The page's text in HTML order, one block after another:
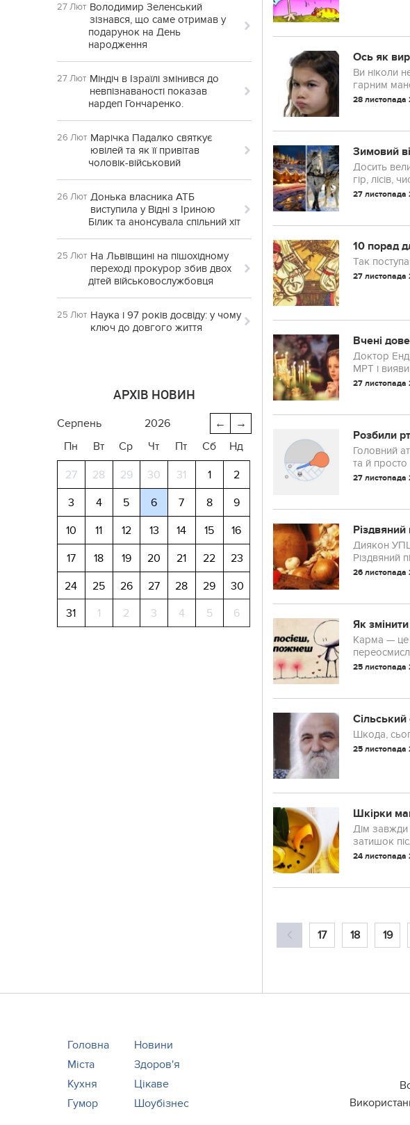
27 Лют Володимир Зеленський
зізнався, що саме отримав у
подарунок на День
народження
27 Лют Міндіч в Ізраїлі змінився до
невпізнаваності показав
нардеп Гончаренко.
26 Лют Марічка Падалко святкує
ювілей та як її привітав
чоловік-військовий
26 Лют Донька власника АТБ
виступила у Відні з Іриною
Білик та анонсувала спільний хіт
25 Лют На Львівщині на пішохідному
переході прокурор збив двох
дітей військовослужбовця
25 Лют Наука і 97 років досвіду: у чому
ключ до довгого життя
АРХІВ НОВИН
→
←
серпень
2026
Пн
Вт Ср Чт Пт Сб Нд
27 28 29 30 31 1
2
3
4 5 6 7 8
9
10
11 12 13 14 15
16
17
18 19 20 21 22
23
24
25 26 27 28 29
30
31
1 2 3 4 5 6
Ось як
Ви ніколи
гарним
28 листопада
Зимовий
Досить
гір, лісів,
традицією,
27 листопада
10 порад
Так
27 листопада
Вченi
Доктор
МРТ і
27 листопада
Розбили
Головний
та й просто
зʼясував,
27 листопада
Диякон УПЦ
Різдвяний
листопада,
26 листопада
Як
Карма — це
— основа
25 листопада
Шкода,
25 листопада
Шкірки
Дім завжди
затишок
24 листопада
17 18 19
Головна
Новини
Міста
Здоров'я
Кухня
Цікаве
Гумор
Шоубізнес